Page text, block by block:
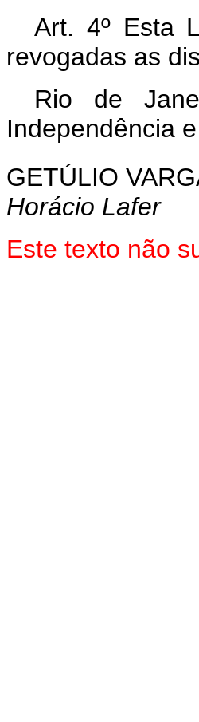
Art. 4º Esta
revogadas as
Rio de
Independência
GETÚLIO
Horácio Lafer
Este texto não